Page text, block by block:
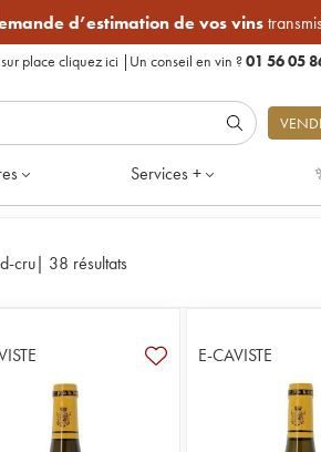
d’estimation de vos vins
place cliquez ici | Un conseil en vin ?01 56 05
Services +
cru| 38 résultats
E-CAVISTE